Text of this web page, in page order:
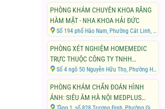
PHÒNG KHÁM CHUYÊN KHOA RĂNG
HÀM MẶT - NHA KHOA HẢI ĐỨC
Số 194 phố Hào Nam, Phường Cát Linh, Quận Đống Đa, Thành phố Hà Nội
PHÒNG XÉT NGHIỆM HOMEMEDIC
TRỰC THUỘC CÔNG TY TNHH
THƯƠNG MẠI VÀ DỊCH VỤ Y TẾ TÂM
ĐỨC
Số 4 ngõ 50 Nguyễn Hữu Thọ, Phường Hoàng Liệt, Quận Hoàng Mai, Thành phố Hà Nội
PHÒNG KHÁM CHẨN ĐOÁN HÌNH
ẢNH: SIÊU ÂM HÀ NỘI MEDPLUS